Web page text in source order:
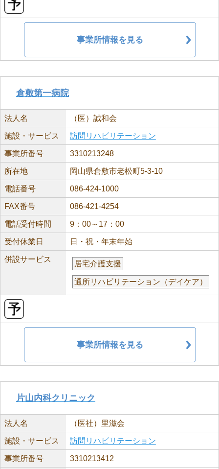
事業所情報を見る
倉敷第一病院
法人名 （医）誠和会
施設・サービス 訪問リハビリテーション
事業所番号 3310213248
所在地 岡山県倉敷市老松町5-3-10
電話番号 086-424-1000
FAX番号 086-421-4254
電話受付時間 9：00～17：00
受付休業日 日・祝・年末年始
併設サービス
居宅介護支援
通所リハビリテーション（デイケア）
事業所情報を見る
片山内科クリニック
法人名 （医社）里滋会
施設・サービス 訪問リハビリテーション
事業所番号 3310213412